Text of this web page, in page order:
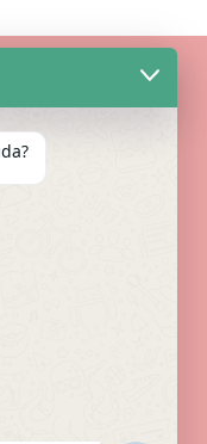
EUROPEA –